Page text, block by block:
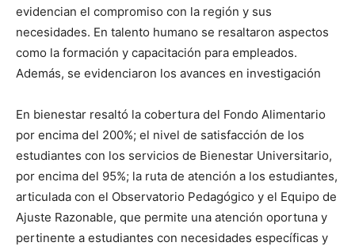
evidencian el compromiso con la región y sus
necesidades. En talento humano se resaltaron aspectos
como la formación y capacitación para empleados.
Además, se evidenciaron los avances en investigación
En bienestar resaltó la cobertura del Fondo Alimentario
por encima del 200%; el nivel de satisfacción de los
estudiantes con los servicios de Bienestar Universitario,
por encima del 95%; la ruta de atención a los estudiantes,
articulada con el Observatorio Pedagógico y el Equipo de
Ajuste Razonable, que permite una atención oportuna y
pertinente a estudiantes con necesidades específicas y